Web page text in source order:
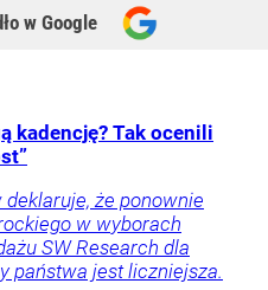
w Google
kadencję? Tak ocenili
że ponownie
w wyborach
SW Research dla
państwa jest liczniejsza.